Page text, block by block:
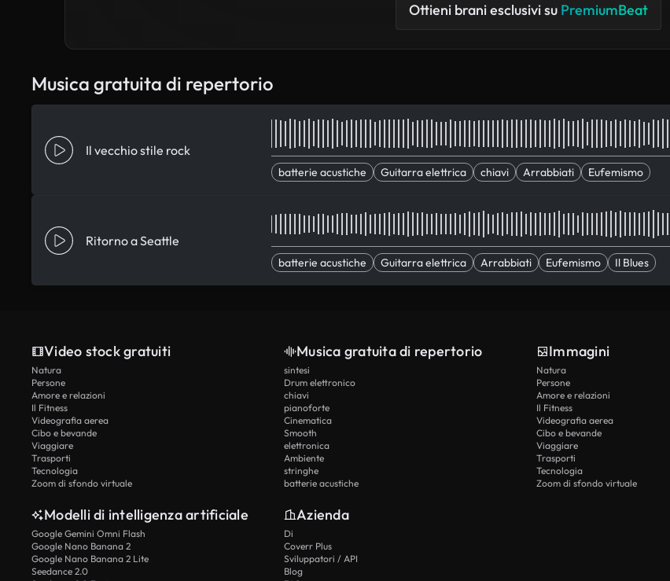
Ottieni brani esclusivi su PremiumBeat
Musica gratuita di repertorio
Il vecchio stile rock
batterie acustiche Guitarra elettrica chiavi Arrabbiati Eufemismo
Ritorno a Seattle
batterie acustiche Guitarra elettrica Arrabbiati Eufemismo Il Blues
Video stock gratuiti
Natura
Persone
Amore e relazioni
Il Fitness
Videografia aerea
Cibo e bevande
Viaggiare
Trasporti
Tecnologia
Zoom di sfondo virtuale
Musica gratuita di repertorio
sintesi
Drum elettronico
chiavi
pianoforte
Cinematica
Smooth
elettronica
Ambiente
stringhe
batterie acustiche
Immagini
Natura
Persone
Amore e relazioni
Il Fitness
Videografia aerea
Cibo e bevande
Viaggiare
Trasporti
Tecnologia
Zoom di sfondo virtuale
Modelli di intelligenza artificiale
Google Gemini Omni Flash
Google Nano Banana 2
Google Nano Banana 2 Lite
Seedance 2.0
Azienda
Di
Coverr Plus
Sviluppatori / API
Blog